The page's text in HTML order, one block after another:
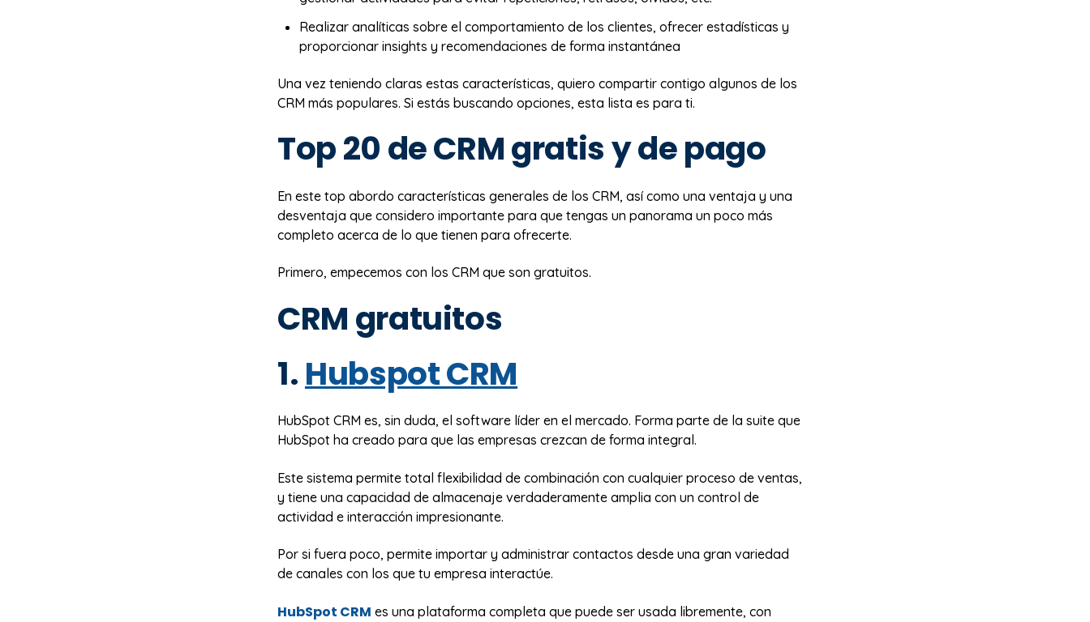
Realizar analíticas sobre el comportamiento de los clientes, ofrecer estadísticas y
proporcionar insights y recomendaciones de forma instantánea
Una vez teniendo claras estas características, quiero compartir contigo algunos de los
CRM más populares. Si estás buscando opciones, esta lista es para ti.
Top 20 de CRM gratis y de pago
En este top abordo características generales de los CRM, así como una ventaja y una
desventaja que considero importante para que tengas un panorama un poco más
completo acerca de lo que tienen para ofrecerte.
Primero, empecemos con los CRM que son gratuitos.
CRM gratuitos
1.Hubspot CRM
HubSpot CRM es, sin duda, el software líder en el mercado. Forma parte de la suite que
HubSpot ha creado para que las empresas crezcan de forma integral.
Este sistema permite total flexibilidad de combinación con cualquier proceso de ventas,
y tiene una capacidad de almacenaje verdaderamente amplia con un control de
actividad e interacción impresionante.
Por si fuera poco, permite importar y administrar contactos desde una gran variedad
de canales con los que tu empresa interactúe.
HubSpot CRM es una plataforma completa que puede ser usada libremente, con